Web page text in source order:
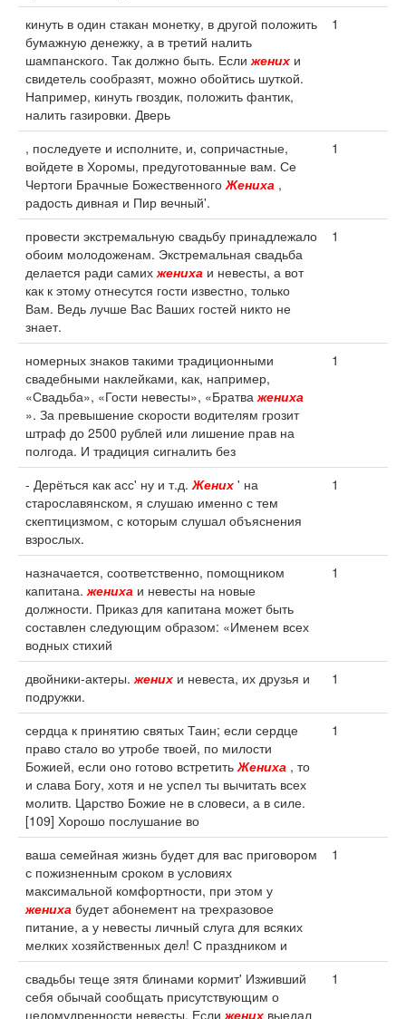
кинуть в один стакан монетку, в другой положить
бумажную денежку, а в третий налить
шампанского. Так должно быть. Еслижених и
свидетель сообразят, можно обойтись шуткой.
Например, кинуть гвоздик, положить фантик,
налить газировки. Дверь
1
, последуете и исполните, и, сопричастные,
войдете в Хоромы, предуготованные вам. Се
Чертоги Брачные БожественногоЖениха ,
радость дивная и Пир вечный'.
1
провести экстремальную свадьбу принадлежало
обоим молодоженам. Экстремальная свадьба
делается ради самихжениха и невесты, а вот
как к этому отнесутся гости известно, только
Вам. Ведь лучше Вас Ваших гостей никто не
знает.
1
номерных знаков такими традиционными
свадебными наклейками, как, например,
«Свадьба», «Гости невесты», «Братважениха
». За превышение скорости водителям грозит
штраф до 2500 рублей или лишение прав на
полгода. И традиция сигналить без
1
- Дерёться как асс' ну и т.д.Жених ' на
старославянском, я слушаю именно с тем
скептицизмом, с которым слушал объяснения
взрослых.
1
назначается, соответственно, помощником
капитана.жениха и невесты на новые
должности. Приказ для капитана может быть
составлен следующим образом: «Именем всех
водных стихий
1
двойники-актеры.жених и невеста, их друзья и
подружки.
1
сердца к принятию святых Таин; если сердце
право стало во утробе твоей, по милости
Божией, если оно готово встретитьЖениха , то
и слава Богу, хотя и не успел ты вычитать всех
молитв. Царство Божие не в словеси, а в силе.
[109] Хорошо послушание во
1
ваша семейная жизнь будет для вас приговором
с пожизненным сроком в условиях
максимальной комфортности, при этом у
жениха будет абонемент на трехразовое
питание, а у невесты личный слуга для всяких
мелких хозяйственных дел! С праздником и
1
свадьбы теще зятя блинами кормит' Изживший
себя обычай сообщать присутствующим о
целомудренности невесты. Если жених выедал
1